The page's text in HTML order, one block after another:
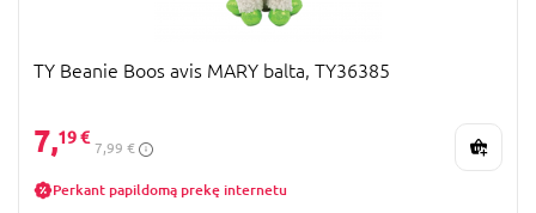
TY Beanie Boos avis MARY balta, TY36385
7,19 €
7,99 €
Perkant papildomą prekę internetu